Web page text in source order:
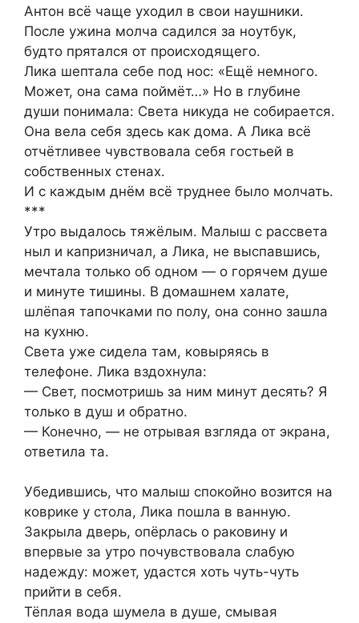
Антон всё чаще уходил в свои наушники.
После ужина молча садился за ноутбук,
будто прятался от происходящего.
Лика шептала себе под нос: «Ещё немного.
Может, она сама поймёт…» Но в глубине
души понимала: Света никуда не собирается.
Она вела себя здесь как дома. А Лика всё
отчётливее чувствовала себя гостьей в
собственных стенах.
И с каждым днём всё труднее было молчать.
***
Утро выдалось тяжёлым. Малыш с рассвета
ныл и капризничал, а Лика, не выспавшись,
мечтала только об одном — о горячем душе
и минуте тишины. В домашнем халате,
шлёпая тапочками по полу, она сонно зашла
на кухню.
Света уже сидела там, ковыряясь в
телефоне. Лика вздохнула:
— Свет, посмотришь за ним минут десять? Я
только в душ и обратно.
— Конечно, — не отрывая взгляда от экрана,
ответила та.
Убедившись, что малыш спокойно возится на
коврике у стола, Лика пошла в ванную.
Закрыла дверь, опёрлась о раковину и
впервые за утро почувствовала слабую
надежду: может, удастся хоть чуть-чуть
прийти в себя.
Тёплая вода шумела в душе, смывая